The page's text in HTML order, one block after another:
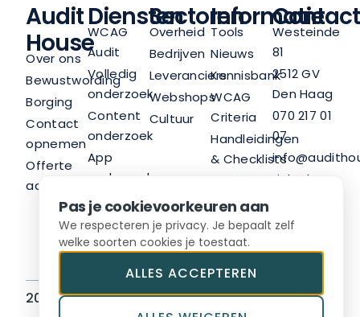
Pas je cookievoorkeuren aan
We respecteren je privacy. Je bepaalt zelf
welke soorten cookies je toestaat.
ALLES ACCEPTEREN
Audit
House
Over ons
Bewustwording
Borging
Contact
opnemen
Offerte
aanvragen
Diensten
WCAG
Audit
Volledig
onderzoek
Content
onderzoek
App
onderzoek
Trainingen
Advies
Sectoren
Overheid
Bedrijven
Leveranciers
Webshops
Cultuur
Informatie
Tools
Nieuws
Kennisbank
WCAG
Criteria
Handleidingen
& Checklists
Nieuwsbrief
Contact
Westeinde
81
2512 GV
Den Haag
070 217 01
07
LinkedIn
2026 © Audit House BV Sitemap